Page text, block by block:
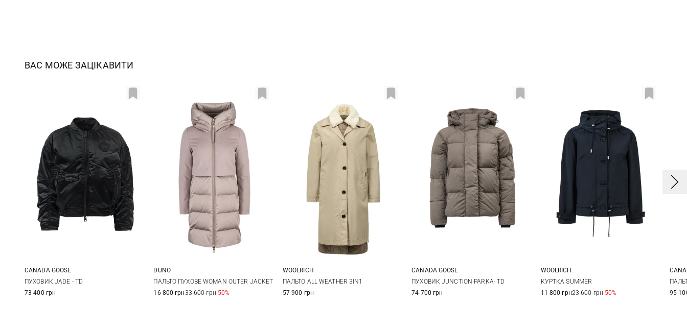
ВАС МОЖЕ ЗАЦІКАВИТИ
S M
CANADA GOOSE
ПУХОВИК JADE - TD
73 400 грн
38 40 42 44
DUNO
ПАЛЬТО ПУХОВЕ WOMAN OUTER JACKET
16 800 грн33 600 грн-50%
S M L
WOOLRICH
ПАЛЬТО ALL WEATHER 3IN1
57 900 грн
S M L
CANADA GOOSE
ПУХОВИК JUNCTION PARKA- TD
74 700 грн
XXS XS
WOOLRICH
КУРТКА SUMMER
11 800 грн23 600 грн-50%
S
95